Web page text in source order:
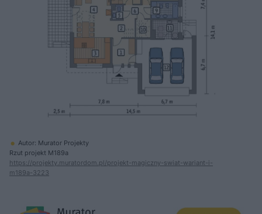
Autor: Murator Projekty
Rzut projekt M189a
https://projekty.muratordom.pl/projekt-magiczny-swiat-wariant-i-
m189a-3223